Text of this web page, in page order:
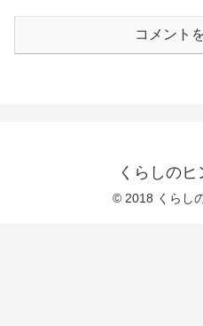
コメント
くらしのヒ
© 2018 くらし